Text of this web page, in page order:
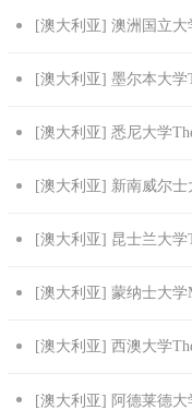
[澳大利亚] 澳洲国立大
[澳大利亚] 墨尔本大学
[澳大利亚] 悉尼大学
[澳大利亚] 新南威尔士
[澳大利亚] 昆士兰大学
[澳大利亚] 蒙纳士大学
[澳大利亚] 西澳大学
[澳大利亚] 阿德莱德大